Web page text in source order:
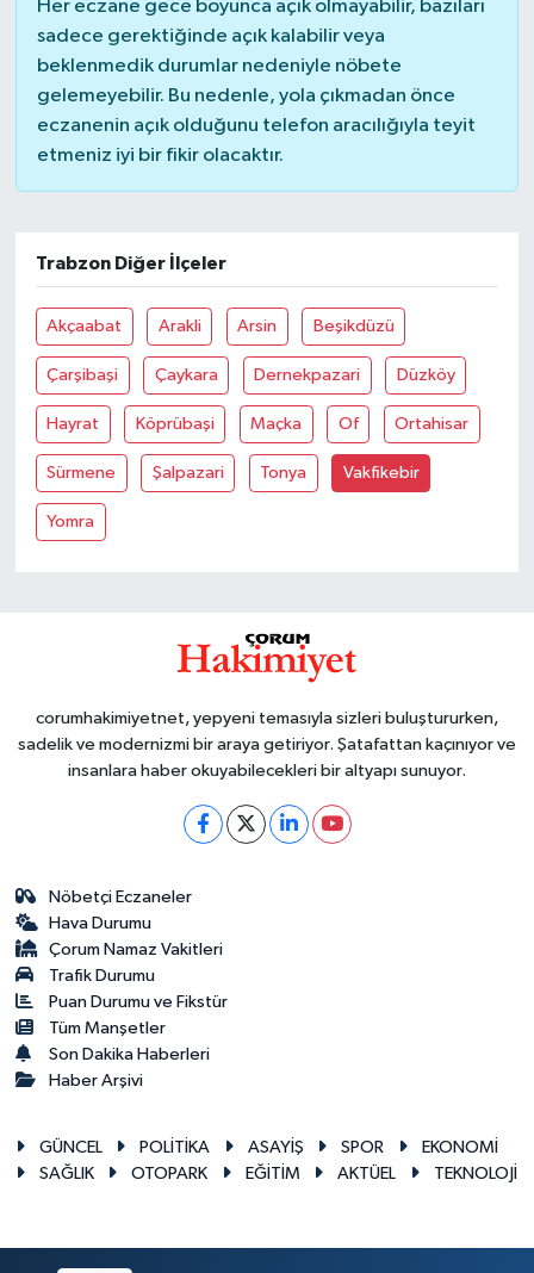
Her eczane gece boyunca açık olmayabilir, bazıları
sadece gerektiğinde açık kalabilir veya
beklenmedik durumlar nedeniyle nöbete
gelemeyebilir. Bu nedenle, yola çıkmadan önce
eczanenin açık olduğunu telefon aracılığıyla teyit
etmeniz iyi bir fikir olacaktır.
Trabzon Diğer İlçeler
Akçaabat Arakli Arsin Beşikdüzü
Çarşibaşi Çaykara Dernekpazari Düzköy
Hayrat Köprübaşi Maçka Of Ortahisar
Sürmene Şalpazari Tonya Vakfikebir
Yomra
corumhakimiyetnet, yepyeni temasıyla sizleri buluştururken,
sadelik ve modernizmi bir araya getiriyor. Şatafattan kaçınıyor ve
insanlara haber okuyabilecekleri bir altyapı sunuyor.
Nöbetçi Eczaneler
Hava Durumu
Çorum Namaz Vakitleri
Trafik Durumu
Puan Durumu ve Fikstür
Tüm Manşetler
Son Dakika Haberleri
Haber Arşivi
GÜNCEL POLİTİKA ASAYİŞ SPOR
EKONOMİ
SAĞLIK
OTOPARK EĞİTİM AKTÜEL TEKNOLOJİ